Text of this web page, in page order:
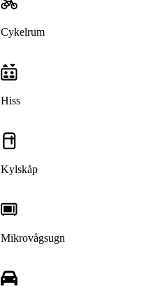
Cykelrum
Hiss
Kylskåp
Mikrovågsugn